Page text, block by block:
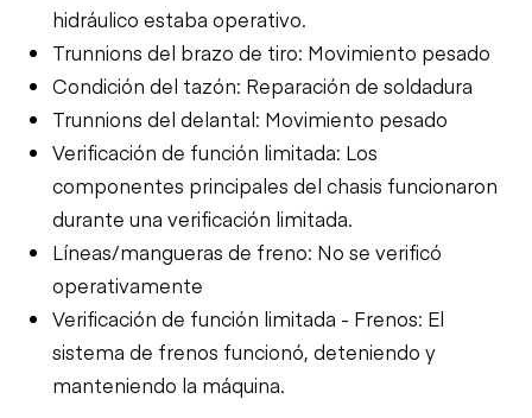
hidráulico estaba operativo.
Trunnions del brazo de tiro: Movimiento pesado
Condición del tazón: Reparación de soldadura
Trunnions del delantal: Movimiento pesado
Verificación de función limitada: Los
componentes principales del chasis funcionaron
durante una verificación limitada.
Líneas/mangueras de freno: No se verificó
operativamente
Verificación de función limitada - Frenos: El
sistema de frenos funcionó, deteniendo y
manteniendo la máquina.